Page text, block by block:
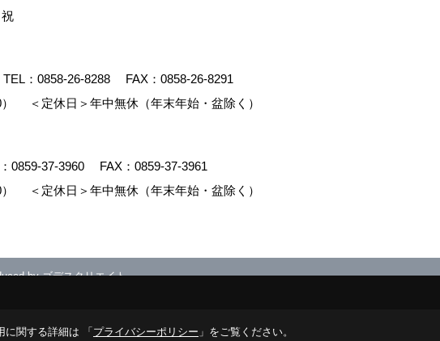
TEL： 0858-26-8288
FAX：0858-26-8291
）
＜定休日＞年中無休（年末年始・盆除く）
0859-37-3960
FAX：0859-37-3961
）
＜定休日＞年中無休（年末年始・盆除く）
byゴデスクリエイト
に関する詳細は 「 プライバシーポリシー 」をご覧ください。